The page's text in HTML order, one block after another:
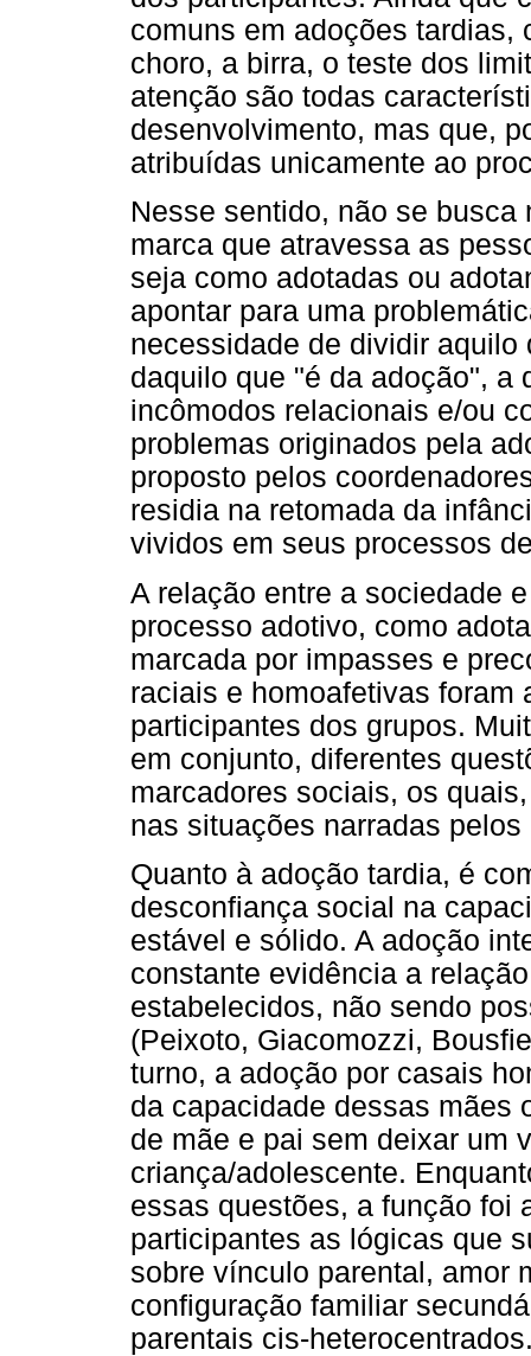
comuns em adoções tardias,
choro, a birra, o teste dos
atenção são todas
desenvolvimento, mas que,
atribuídas unicamente ao
Nesse sentido, não se
marca que atravessa as
seja como adotadas ou
apontar para uma
necessidade de dividir
daquilo que "é da adoção", a
incômodos relacionais e/ou
problemas originados pela
proposto pelos
residia na retomada da
vividos em seus processos
A relação entre a sociedade
processo adotivo, como
marcada por impasses e
raciais e homoafetivas
participantes dos grupos.
em conjunto, diferentes
marcadores sociais, os
nas situações narradas
Quanto à adoção tardia, é
desconfiança social na
estável e sólido. A adoção
constante evidência a
estabelecidos, não sendo
(Peixoto, Giacomozzi,
turno, a adoção por casais
da capacidade dessas mães
de mãe e pai sem deixar um
criança/adolescente.
essas questões, a função foi
participantes as lógicas que
sobre vínculo parental, amor
configuração familiar
parentais cis-